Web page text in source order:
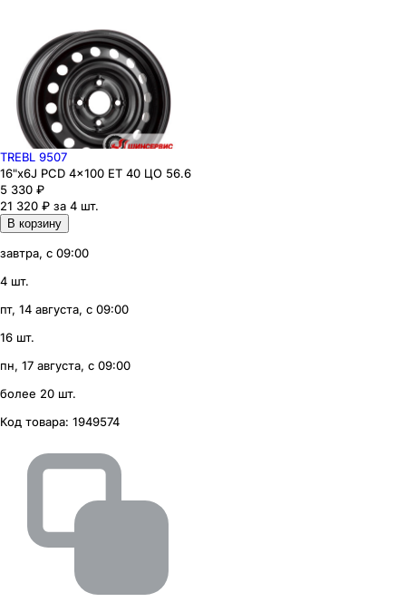
TREBL 9507
16"x6J PCD 4x100 ЕТ 40 ЦО 56.6
5 330 ₽
21 320 ₽ за 4 шт.
В корзину
завтра, с 09:00
4 шт.
пт, 14 августа, с 09:00
16 шт.
пн, 17 августа, с 09:00
более 20 шт.
Код товара: 1949574